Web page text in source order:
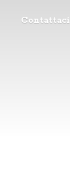
Contattaci